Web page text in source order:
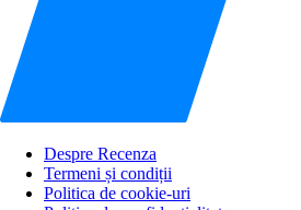
Despre Recenza
Termeni și condiții
Politica de cookie-uri